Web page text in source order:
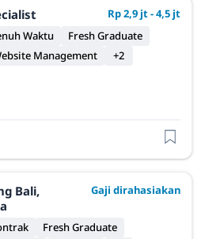
Rp 2,9 jt - 4,5 jt
Waktu
Fresh Graduate
Management +2
Bali,
Gaji dirahasiakan
Fresh Graduate